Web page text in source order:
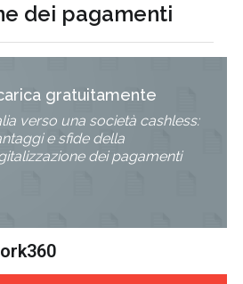
dei pagamenti
gratuitamente
verso una società cashless:
e sfide della
dei pagamenti